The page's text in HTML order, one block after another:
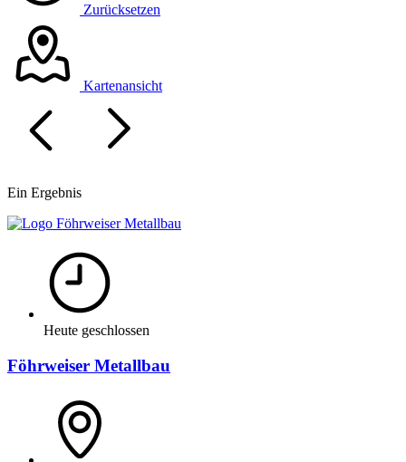
Zurücksetzen
Kartenansicht
Ein Ergebnis
Heute geschlossen
Föhrweiser Metallbau